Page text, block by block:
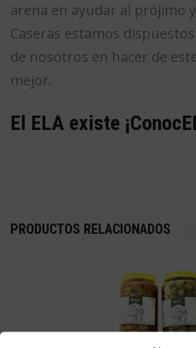
arena en ayudar al prójimo
Caseras estamos
de nosotros en hacer de
mejor.
El ELA existe
PRODUCTOS RELACIONADOS